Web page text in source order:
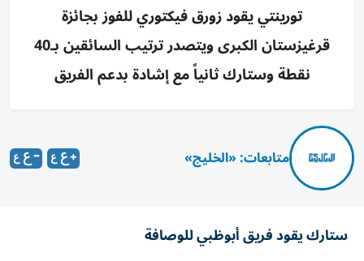
تورينتي يقود زورق فيكتوري للفوز بجائزة
قرغيزستان الكبرى ويتصدر ترتيب السائقين بـ40
نقطة وستارك ثانياً مع إشادة بدعم الفريق
متابعات: «الخليج»
ستارك يقود فريق أبوظبي للوصافة